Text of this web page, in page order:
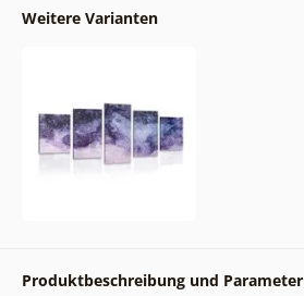
Weitere Varianten
Produktbeschreibung und Parameter